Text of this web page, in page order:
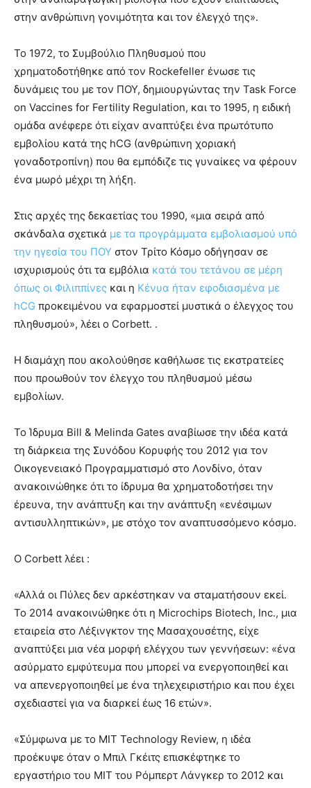
στην ανθρώπινη γονιμότητα και τον έλεγχό της».
Το 1972, το Συμβούλιο Πληθυσμού που
χρηματοδοτήθηκε από τον Rockefeller ένωσε τις
δυνάμεις του με τον ΠΟΥ, δημιουργώντας την Task Force
on Vaccines for Fertility Regulation, και το 1995, η ειδική
ομάδα ανέφερε ότι είχαν αναπτύξει ένα πρωτότυπο
εμβολίου κατά της hCG (ανθρώπινη χοριακή
γοναδοτροπίνη) που θα εμπόδιζε τις γυναίκες να φέρουν
ένα μωρό μέχρι τη λήξη.
Στις αρχές της δεκαετίας του 1990, «μια σειρά από
σκάνδαλα σχετικά με τα προγράμματα εμβολιασμού υπό
την ηγεσία του ΠΟΥ στον Τρίτο Κόσμο οδήγησαν σε
ισχυρισμούς ότι τα εμβόλια κατά του τετάνου σε μέρη
όπως οι Φιλιππίνες και η Κένυα ήταν εφοδιασμένα με
hCG προκειμένου να εφαρμοστεί μυστικά ο έλεγχος του
πληθυσμού», λέει ο Corbett. .
Η διαμάχη που ακολούθησε καθήλωσε τις εκστρατείες
που προωθούν τον έλεγχο του πληθυσμού μέσω
εμβολίων.
Το Ίδρυμα Bill & Melinda Gates αναβίωσε την ιδέα κατά
τη διάρκεια της Συνόδου Κορυφής του 2012 για τον
Οικογενειακό Προγραμματισμό στο Λονδίνο, όταν
ανακοινώθηκε ότι το ίδρυμα θα χρηματοδοτήσει την
έρευνα, την ανάπτυξη και την ανάπτυξη «ενέσιμων
αντισυλληπτικών», με στόχο τον αναπτυσσόμενο κόσμο.
Ο Corbett λέει :
«Αλλά οι Πύλες δεν αρκέστηκαν να σταματήσουν εκεί.
Το 2014 ανακοινώθηκε ότι η Microchips Biotech, Inc., μια
εταιρεία στο Λέξινγκτον της Μασαχουσέτης, είχε
αναπτύξει μια νέα μορφή ελέγχου των γεννήσεων: «ένα
ασύρματο εμφύτευμα που μπορεί να ενεργοποιηθεί και
να απενεργοποιηθεί με ένα τηλεχειριστήριο και που έχει
σχεδιαστεί για να διαρκεί έως 16 ετών».
«Σύμφωνα με το MIT Technology Review, η ιδέα
προέκυψε όταν ο Μπιλ Γκέιτς επισκέφτηκε το
εργαστήριο του ΜΙΤ του Ρόμπερτ Λάνγκερ το 2012 και